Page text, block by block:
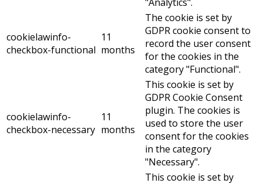
cookielawinfo-
checkbox-functional
11
months
The cookie is set by
GDPR cookie consent to
record the user consent
for the cookies in the
category "Functional".
cookielawinfo-
checkbox-necessary
11
months
This cookie is set by
GDPR Cookie Consent
plugin. The cookies is
used to store the user
consent for the cookies
in the category
"Necessary".
This cookie is set by